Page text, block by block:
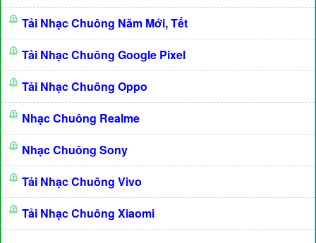
Tải Nhạc Chuông Năm Mới, Tết
Tải Nhạc Chuông Google Pixel
Tải Nhạc Chuông Oppo
Nhạc Chuông Realme
Nhạc Chuông Sony
Tải Nhạc Chuông Vivo
Tải Nhạc Chuông Xiaomi